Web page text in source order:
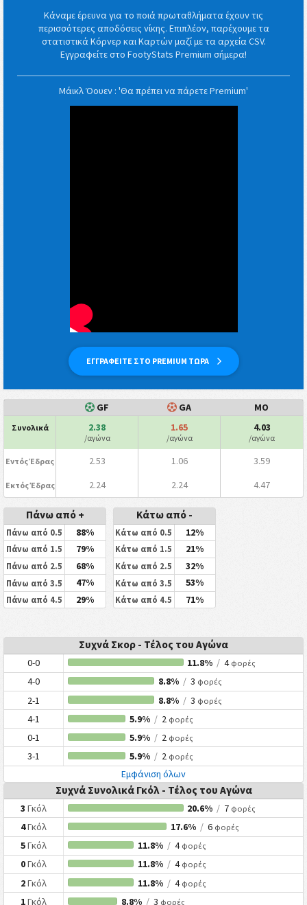
Κάναμε έρευνα για το ποιά πρωταθλήματα έχουν τις
περισσότερες αποδόσεις νίκης. Επιπλέον, παρέχουμε τα
στατιστικά Κόρνερ και Καρτών μαζί με τα αρχεία CSV.
Εγγραφείτε στο FootyStats Premium σήμερα!
ΕΓΓΡΑΦΕΙΤΕ ΣΤΟ PREMIUM ΤΩΡΑ
Μάικλ Όουεν : 'Θα πρέπει να πάρετε Premium'
GF GA ΜΟ
Συνολικά 2.38
/αγώνα
1.65
/αγώνα
4.03
/αγώνα
Εντός Έδρας 2.53 1.06 3.59
Εκτός Έδρας 2.24 2.24 4.47
Πάνω από +
Πάνω από 0.5 88%
Πάνω από 1.5 79%
Πάνω από 2.5 68%
Πάνω από 3.5 47%
Πάνω από 4.5 29%
Κάτω από -
Κάτω από 0.5 12%
Κάτω από 1.5 21%
Κάτω από 2.5 32%
Κάτω από 3.5 53%
Κάτω από 4.5 71%
Συχνά Σκορ - Τέλος του Αγώνα
0-0 11.8% / 4 φορές
4-0 8.8% /3 φορές
2-1 8.8% /3 φορές
4-1 5.9% /2 φορές
0-1 5.9% /2 φορές
3-1 5.9% /2 φορές
Εμφάνιση όλων
Συχνά Συνολικά Γκόλ - Τέλος του Αγώνα
3Γκόλ 20.6% / 7 φορές
4Γκόλ 17.6% / 6 φορές
5Γκόλ 11.8% /4 φορές
0Γκόλ 11.8% /4 φορές
2Γκόλ 11.8% /4 φορές
1Γκόλ 8.8% /3 φορές